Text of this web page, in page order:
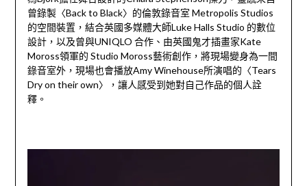
曾錄製〈Back to Black〉的倫敦錄音室 Metropolis Studios
的空間裝置，結合英國多媒體大師Luke Halls Studio 的數位
設計，以及曾與UNIQLO 合作、由英國鬼才插畫家Kate
Moross領軍的 Studio Moross藝術創作，將現場變身為一間
錄音室外，現場也會播放Amy Winehouse所演唱的〈Tears
Dry on their own〉，讓人感受到她對自己作品的個人詮
釋。